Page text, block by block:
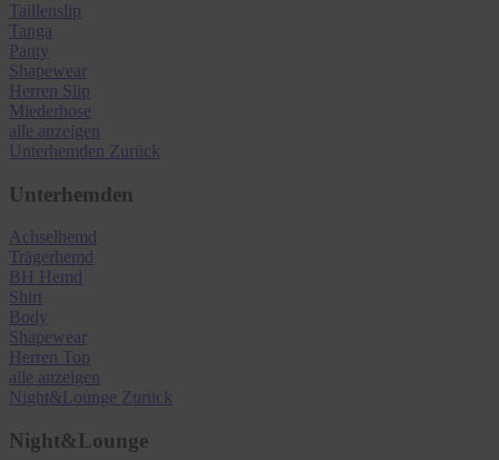
Taillenslip
Tanga
Panty
Shapewear
Herren Slip
Miederhose
alle anzeigen
Unterhemden Zurück
Unterhemden
Achselhemd
Trägerhemd
BH Hemd
Shirt
Body
Shapewear
Herren Top
alle anzeigen
Night&Lounge Zurück
Night&Lounge